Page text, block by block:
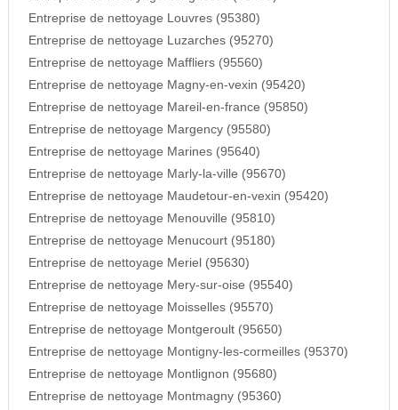
Entreprise de nettoyage Louvres (95380)
Entreprise de nettoyage Luzarches (95270)
Entreprise de nettoyage Maffliers (95560)
Entreprise de nettoyage Magny-en-vexin (95420)
Entreprise de nettoyage Mareil-en-france (95850)
Entreprise de nettoyage Margency (95580)
Entreprise de nettoyage Marines (95640)
Entreprise de nettoyage Marly-la-ville (95670)
Entreprise de nettoyage Maudetour-en-vexin (95420)
Entreprise de nettoyage Menouville (95810)
Entreprise de nettoyage Menucourt (95180)
Entreprise de nettoyage Meriel (95630)
Entreprise de nettoyage Mery-sur-oise (95540)
Entreprise de nettoyage Moisselles (95570)
Entreprise de nettoyage Montgeroult (95650)
Entreprise de nettoyage Montigny-les-cormeilles (95370)
Entreprise de nettoyage Montlignon (95680)
Entreprise de nettoyage Montmagny (95360)